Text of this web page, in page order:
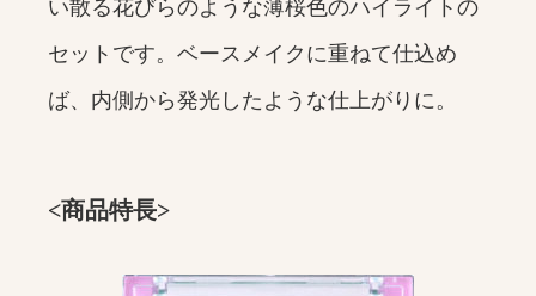
い散る花びらのような薄桜色のハイライトの
セットです。ベースメイクに重ねて仕込め
ば、内側から発光したような仕上がりに。
<商品特長>